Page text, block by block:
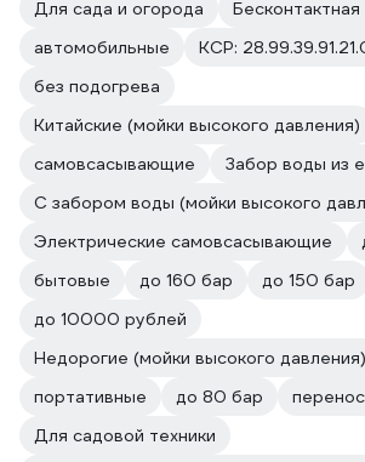
Для сада и огорода
автомобильные
КСР:
без подогрева
Китайские (мойки высокого давления)
самовсасывающие
Забор воды из
С забором воды (мойки высокого
Электрические самовсасывающие
бытовые
до 160 бар
до 150 бар
до 10000 рублей
Недорогие (мойки высокого давления)
портативные
до 80 бар
Для садовой техники